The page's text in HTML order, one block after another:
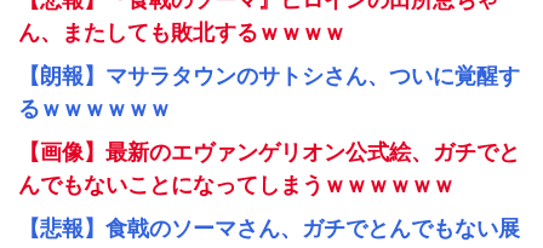
ん、またしても敗北するｗｗｗｗ
【朗報】マサラタウンのサトシさん、ついに覚醒す
るｗｗｗｗｗｗ
【画像】最新のエヴァンゲリオン公式絵、ガチでと
んでもないことになってしまうｗｗｗｗｗｗ
【悲報】食戟のソーマさん、ガチでとんでもない展